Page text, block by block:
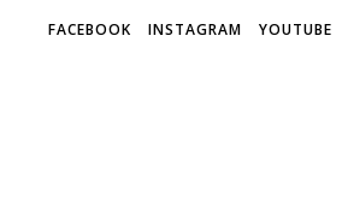
FACEBOOK INSTAGRAM YOUTUBE